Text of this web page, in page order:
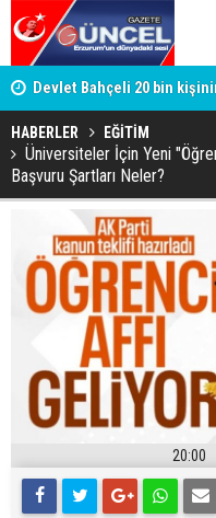
Devlet Bahçeli 20 bin
şahidi oldu
HABERLER EĞİTİM
Üniversiteler İçin Yeni
Başvuru Şartları Neler?
20:00